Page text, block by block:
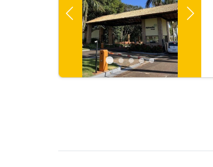
Previous Next